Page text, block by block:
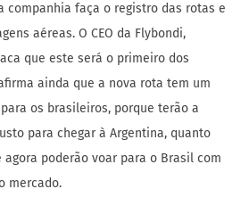
companhia faça o registro das rotas e
aéreas. O CEO da Flybondi,
que este será o primeiro dos
ainda que a nova rota tem um
os brasileiros, porque terão a
para chegar à Argentina, quanto
agora poderão voar para o Brasil com
mercado.